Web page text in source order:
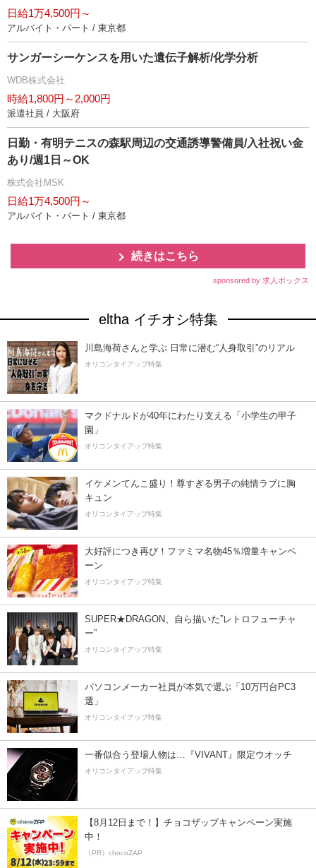
日給1万4,500円～
アルバイト・パート / 東京都
サンガーシーケンスを用いた遺伝子解析/化学分析
WDB株式会社
時給1,800円～2,000円
派遣社員 / 大阪府
日勤・有明テニスの森駅周辺の交通誘導警備員/入社祝い金
あり/週1日～OK
株式会社MSK
日給1万4,500円～
アルバイト・パート / 東京都
続きはこちら
sponsored by 求人ボックス
eltha イチオシ特集
川島海荷さんと学ぶ 日常に潜む“人身取引”のリアル
オリコンタイアップ特集
マクドナルドが40年にわたり支える「小学生の甲子
園」
オリコンタイアップ特集
イケメンてんこ盛り！尊すぎる男子の純情ラブに胸
キュン
オリコンタイアップ特集
大好評につき再び！ファミマ名物45％増量キャンペ
ーン
オリコンタイアップ特集
SUPER★DRAGON、自ら描いた”レトロフューチャ
ー”
オリコンタイアップ特集
パソコンメーカー社員が本気で選ぶ「10万円台PC3
選」
オリコンタイアップ特集
一番似合う登場人物は…『VIVANT』限定ウオッチ
オリコンタイアップ特集
【8月12日まで！】チョコザップキャンペーン実施
中！
（PR）chocoZAP